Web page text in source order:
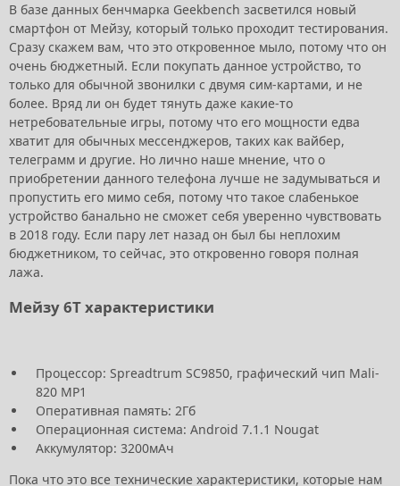
В базе данных бенчмарка Geekbench засветился новый
смартфон от Мейзу, который только проходит тестирования.
Сразу скажем вам, что это откровенное мыло, потому что он
очень бюджетный. Если покупать данное устройство, то
только для обычной звонилки с двумя сим-картами, и не
более. Вряд ли он будет тянуть даже какие-то
нетребовательные игры, потому что его мощности едва
хватит для обычных мессенджеров, таких как вайбер,
телеграмм и другие. Но лично наше мнение, что о
приобретении данного телефона лучше не задумываться и
пропустить его мимо себя, потому что такое слабенькое
устройство банально не сможет себя уверенно чувствовать
в 2018 году. Если пару лет назад он был бы неплохим
бюджетником, то сейчас, это откровенно говоря полная
лажа.
Мейзу 6Т характеристики
Процессор: Spreadtrum SC9850, графический чип Mali-
820 MP1
Оперативная память: 2Гб
Операционная система: Android 7.1.1 Nougat
Аккумулятор: 3200мАч
Пока что это все технические характеристики, которые нам